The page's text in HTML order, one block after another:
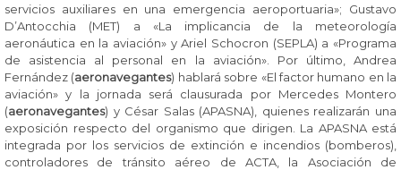
servicios auxiliares en una emergencia aeroportuaria»; Gustavo
D’Antocchia (MET) a «La implicancia de la meteorologí­a
aeronáutica en la aviación» y Ariel Schocron (SEPLA) a «Programa
de asistencia al personal en la aviación». Por último, Andrea
Fernández (aeronavegantes) hablará sobre «El factor humano en la
aviación» y la jornada será clausurada por Mercedes Montero
(aeronavegantes) y César Salas (APASNA), quienes realizarán una
exposición respecto del organismo que dirigen. La APASNA está
integrada por los servicios de extinción e incendios (bomberos),
controladores de tránsito aéreo de ACTA, la Asociación de